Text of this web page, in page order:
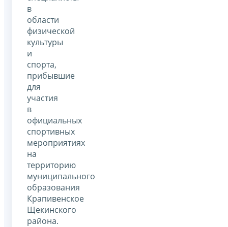
в
области
физической
культуры
и
спорта,
прибывшие
для
участия
в
официальных
спортивных
мероприятиях
на
территорию
муниципального
образования
Крапивенское
Щекинского
района.